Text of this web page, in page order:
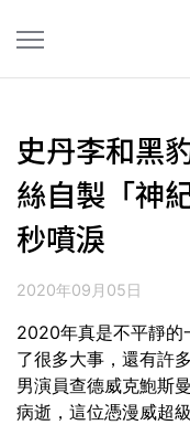
史丹李和黑
絲自製「神
秒噴淚
2020年09月05日
2020年真是不平靜的
了很多大事，還有許
男演員查德威克鮑斯
病逝，這位憑漫威超